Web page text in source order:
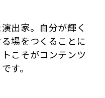
出家。自分が輝く
場をつくることに
こそがコンテンツ
す。